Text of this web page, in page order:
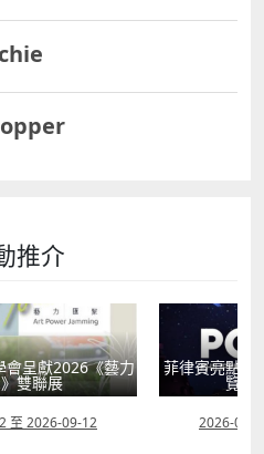
推介
會呈獻2026《藝力
雙聯展
至 2026-09-12
菲律賓亮點文
覽會
2026-07-